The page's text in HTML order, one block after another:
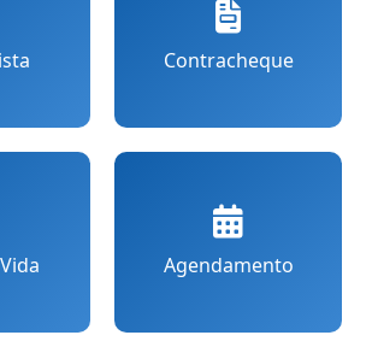
Contracheque
Agendamento